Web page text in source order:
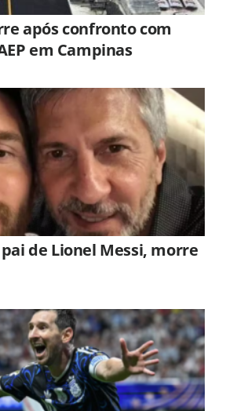
após confronto com
em Campinas
pai de Lionel Messi, morre